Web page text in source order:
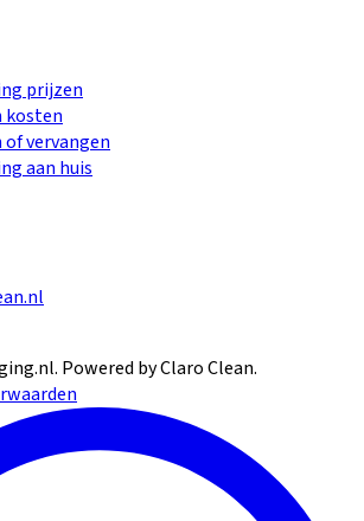
prijzen
kosten
vervangen
aan huis
. Powered by Claro Clean.